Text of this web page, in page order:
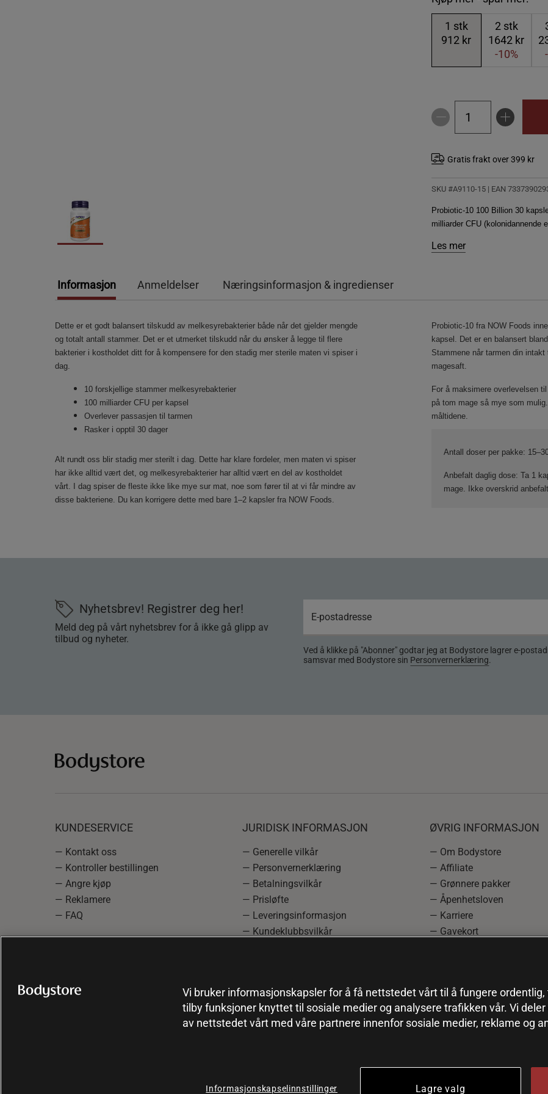
1 stk
912 kr
2 stk
1642 kr
-10%
Gratis frakt over 399 kr
SKU #A9110-15 | EAN
Probiotic-10 100 Billion 30
milliarder CFU (kolonidannende
Les mer
Informasjon Anmeldelser Næringsinformasjon & ingredienser
Dette er et godt balansert tilskudd av melkesyrebakterier både når det gjelder mengde
og totalt antall stammer. Det er et utmerket tilskudd når du ønsker å legge til flere
bakterier i kostholdet ditt for å kompensere for den stadig mer sterile maten vi spiser i
dag.
10 forskjellige stammer melkesyrebakterier
100 milliarder CFU per kapsel
Overlever passasjen til tarmen
Rasker i opptil 30 dager
Alt rundt oss blir stadig mer sterilt i dag. Dette har klare fordeler, men maten vi spiser
har ikke alltid vært det, og melkesyrebakterier har alltid vært en del av kostholdet
vårt. I dag spiser de fleste ikke like mye sur mat, noe som fører til at vi får mindre av
disse bakteriene. Du kan korrigere dette med bare 1–2 kapsler fra NOW Foods.
Probiotic-10 fra NOW Foods
kapsel. Det er en balansert
Stammene når tarmen din
magesaft.
For å maksimere overlevelsen
på tom mage så mye som
måltidene.
Antall doser per pakke:
Anbefalt daglig dose: Ta 1
mage. Ikke overskrid
Nyhetsbrev! Registrer deg her!
Meld deg på vårt nyhetsbrev for å ikke gå glipp av
tilbud og nyheter.
Ved å klikke på "Abonner" godtar jeg at Bodystore lagrer e-
samsvar med Bodystore sin Personvernerklæring.
KUNDESERVICE
— Kontakt oss
— Kontroller bestillingen
— Angre kjøp
— Reklamere
— FAQ
JURIDISK INFORMASJON
— Generelle vilkår
— Personvernerklæring
— Betalningsvilkår
— Prisløfte
— Leveringsinformasjon
— Kundeklubbsvilkår
ØVRIG INFORMASJON
— Om Bodystore
— Affiliate
— Grønnere pakker
— Åpenhetsloven
— Karriere
— Gavekort
Vi bruker informasjonskapsler for å få nettstedet vårt til å fungere
tilby funksjoner knyttet til sosiale medier og analysere trafikken vår. Vi
av nettstedet vårt med våre partnere innenfor sosiale medier, reklame og
Informasjonskapselinnstillinger Lagre valg